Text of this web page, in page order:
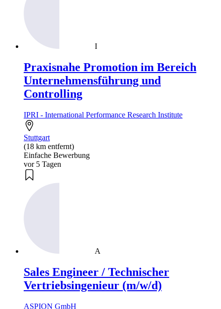
I
Praxisnahe Promotion im Bereich
Unternehmensführung und
Controlling
IPRI - International Performance Research Institute
Stuttgart
(18 km entfernt)
Einfache Bewerbung
vor 5 Tagen
A
Sales Engineer / Technischer
Vertriebsingenieur (m/w/d)
ASPION GmbH